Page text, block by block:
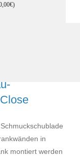
in
montiert werden